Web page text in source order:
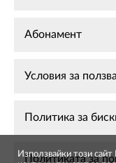
Абонамент
Условия за
Политика за
Политиката за
Използвайки този